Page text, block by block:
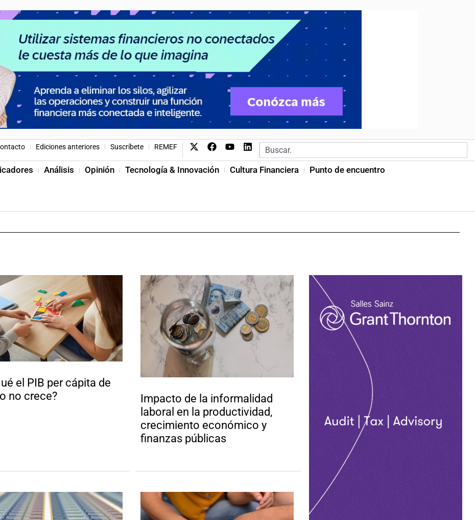
Ediciones anteriores Suscríbete REMEF
Análisis Opinión Tecnología & Innovación Cultura Financiera Punto de encuentro
el PIB per cápita de
no crece?
Impacto de la informalidad
laboral en la productividad,
crecimiento económico y
finanzas públicas